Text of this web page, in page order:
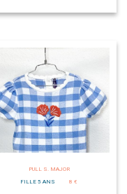
PULL S. MAJOR
FILLE 5 ANS
8 €